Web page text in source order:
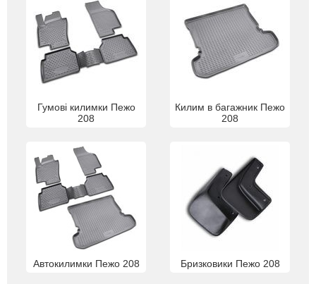
Гумові килимки Пежо
208
Килим в багажник Пежо
208
Автокилимки Пежо 208 Бризковики Пежо 208